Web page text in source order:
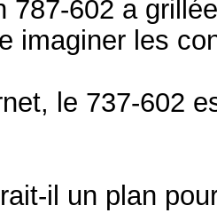
787-602 a
imaginer les
le 737-602
il un plan